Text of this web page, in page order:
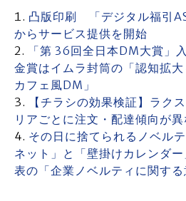
凸版印刷 「デジタル福引
からサービス提供を開始
「第 36回全日本DM大賞」
金賞はイムラ封筒の「認知拡
カフェ風DM」
【チラシの効果検証】ラ
リアごとに注文・配達傾向が
その日に捨てられるノベル
ネット」と「壁掛けカレン
表の「企業ノベルティに関する